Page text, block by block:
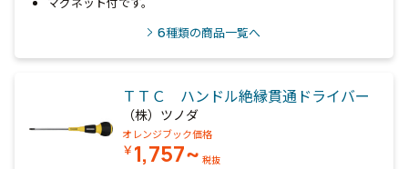
6種類の商品一覧へ
ＴＴＣ ハンドル絶縁貫通ドライバー
（株）ツノダ
オレンジブック価格
￥1,757~ 税抜